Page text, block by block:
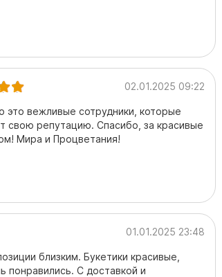
02.01.2025 09:22
это вежливые сотрудники, которые
свою репутацию. Спасибо, за красивые
Мира и Процветания!
01.01.2025 23:48
близким. Букетики красивые,
понравились. С доставкой и